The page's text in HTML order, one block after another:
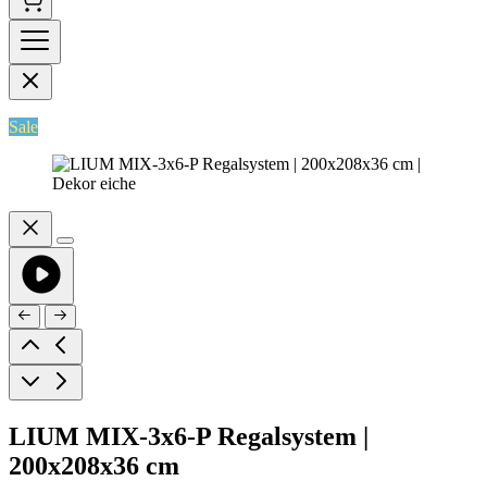
Sale
LIUM MIX-3x6-P Regalsystem |
200x208x36 cm